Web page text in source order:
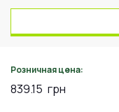
Розничная цена:
839.15 грн